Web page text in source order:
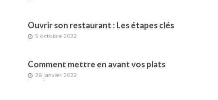
Ouvrir son restaurant : Les étapes clés
5 octobre 2022
Comment mettre en avant vos plats
28 janvier 2022